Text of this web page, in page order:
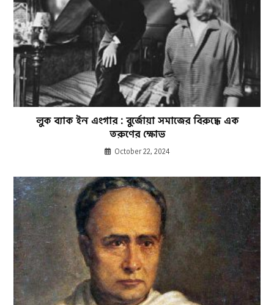
লুক ব্যাক ইন এংগার : বুর্জোয়া সমাজের বিরুদ্ধে এক
তরুণের ক্ষোভ
October 22, 2024